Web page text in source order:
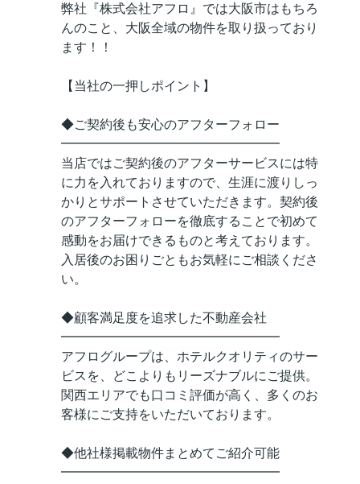
弊社『株式会社アフロ』では大阪市はもちろ
んのこと、大阪全域の物件を取り扱っており
ます！！
【当社の一押しポイント】
◆ご契約後も安心のアフターフォロー
━━━━━━━━━━━━━━━━━
当店ではご契約後のアフターサービスには特
に力を入れておりますので、生涯に渡りしっ
かりとサポートさせていただきます。契約後
のアフターフォローを徹底することで初めて
感動をお届けできるものと考えております。
入居後のお困りごともお気軽にご相談くださ
い。
◆顧客満足度を追求した不動産会社
━━━━━━━━━━━━━━━━━
アフログループは、ホテルクオリティのサー
ビスを、どこよりもリーズナブルにご提供。
関西エリアでも口コミ評価が高く、多くのお
客様にご支持をいただいております。
◆他社様掲載物件まとめてご紹介可能
━━━━━━━━━━━━━━━━━